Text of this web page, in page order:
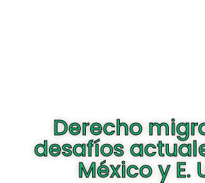
Derecho
desafíos
México y E.